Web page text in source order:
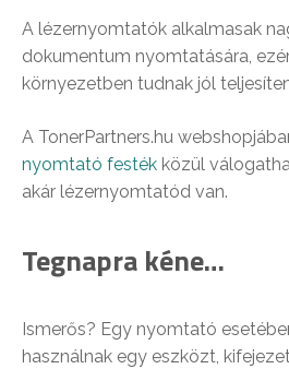
A lézernyomtatók alkalmasak
dokumentum nyomtatására,
környezetben tudnak jól
A TonerPartners.hu
nyomtató festék közül
akár lézernyomtatód van.
Tegnapra kéne…
Ismerős? Egy nyomtató
használnak egy eszközt,